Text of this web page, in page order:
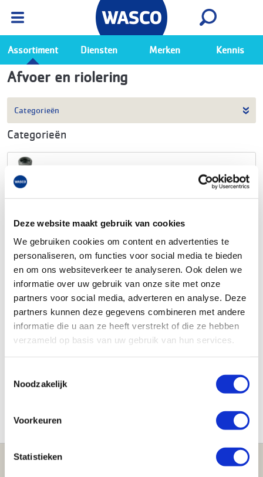
Deze website maakt gebruik van cookies
We gebruiken cookies om content en advertenties te
personaliseren, om functies voor social media te bieden
en om ons websiteverkeer te analyseren. Ook delen we
informatie over uw gebruik van onze site met onze
partners voor social media, adverteren en analyse. Deze
partners kunnen deze gegevens combineren met andere
informatie die u aan ze heeft verstrekt of die ze hebben
verzameld op basis van uw gebruik van hun services.
Noodzakelijk
Voorkeuren
Statistieken
Ga naar de Wasco app
Bekijk
Assortiment Diensten Merken Kennis
Afvoer en riolering
Categorieën
Categorieën
PP manchet
EPDM flexibele buiskoppeling
Condensafvoer
Hemelwaterafvoer
Klantenservice